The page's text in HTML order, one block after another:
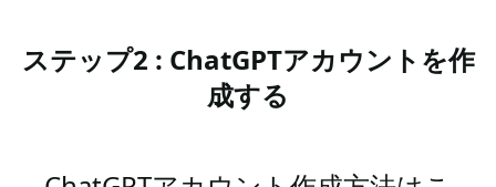
ステップ2 : ChatGPTアカウントを作
成する